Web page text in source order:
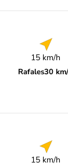
15 km/h
Rafales30
15 km/h